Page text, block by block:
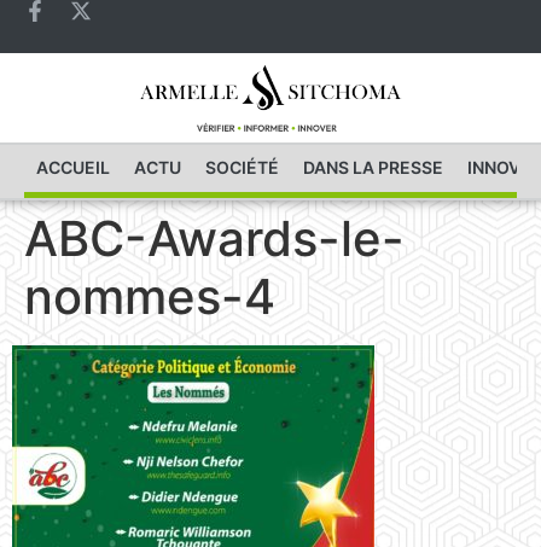
ACCUEIL ACTU SOCIÉTÉ DANS LA PRESSE
ABC-Awards-le-
nommes-4